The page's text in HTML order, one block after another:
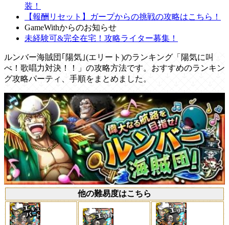
装！
【報酬リセット】ガープからの挑戦の攻略はこちら！
GameWithからのお知らせ
未経験可&完全在宅！攻略ライター募集！
ルンバー海賊団｢陽気｣(エリート)のランキング「陽気に叫
べ！歌唱力対決！！」の攻略方法です。おすすめのランキン
グ攻略パーティ、手順をまとめました。
他の難易度はこちら